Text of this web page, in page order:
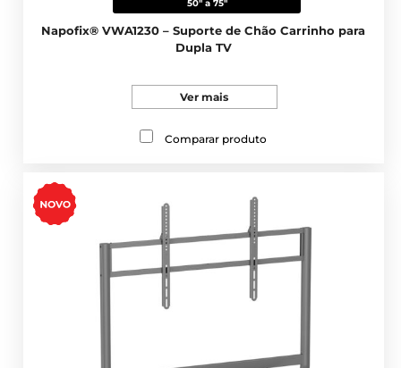
50" a 75"
Napofix® VWA1230 – Suporte de Chão Carrinho para
Dupla TV
Ver mais
Comparar produto